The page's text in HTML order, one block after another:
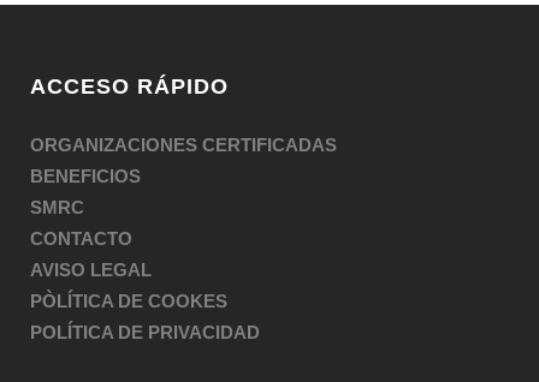
ACCESO RÁPIDO
ORGANIZACIONES CERTIFICADAS
BENEFICIOS
SMRC
CONTACTO
AVISO LEGAL
PÒLÍTICA DE COOKES
POLÍTICA DE PRIVACIDAD